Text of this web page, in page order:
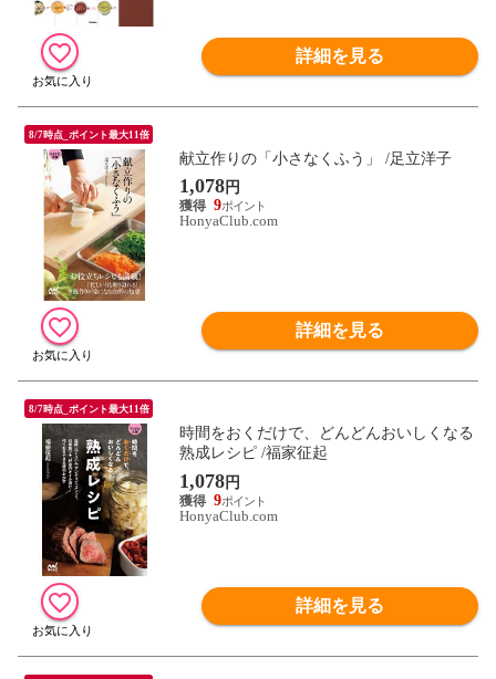
詳細を見る
8/7時点_ポイント最大11倍
献立作りの「小さなくふう」 /足立洋子
1,078円
9
HonyaClub.com
詳細を見る
8/7時点_ポイント最大11倍
時間をおくだけで、どんどんおいしくなる
熟成レシピ /福家征起
1,078円
9
HonyaClub.com
詳細を見る